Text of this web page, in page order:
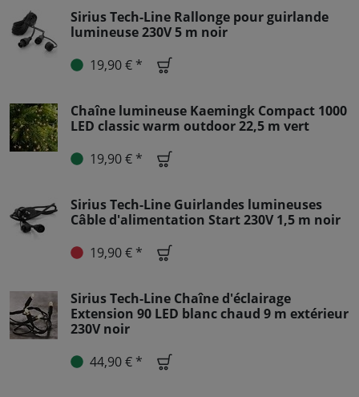
Sirius Tech-Line Rallonge pour guirlande
lumineuse 230V 5 m noir
19,90 € *
Chaîne lumineuse Kaemingk Compact 1000
LED classic warm outdoor 22,5 m vert
19,90 € *
Sirius Tech-Line Guirlandes lumineuses
Câble d'alimentation Start 230V 1,5 m noir
19,90 € *
Sirius Tech-Line Chaîne d'éclairage
Extension 90 LED blanc chaud 9 m extérieur
230V noir
44,90 € *